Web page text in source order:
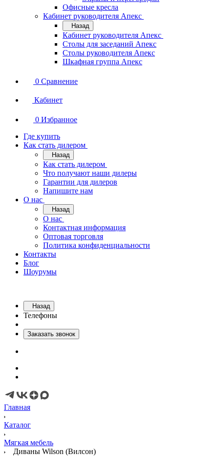
Офисные кресла
Кабинет руководителя Апекс
Назад
Кабинет руководителя Апекс
Столы для заседаний Апекс
Столы руководителя Апекс
Шкафная группа Апекс
0 Сравнение
Кабинет
0 Избранное
Где купить
Как стать дилером
Назад
Как стать дилером
Что получают наши дилеры
Гарантии для дилеров
Напишите нам
О нас
Назад
О нас
Контактная информация
Оптовая торговля
Политика конфиденциальности
Контакты
Блог
Шоурумы
Назад
Телефоны
Заказать звонок
Главная
Каталог
Мягкая мебель
Диваны Wilson (Вилсон)